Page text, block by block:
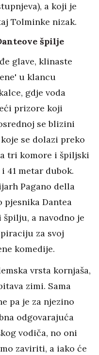
a koji je
Tolminke nizak.
špilje
glave, klinaste
u klancu
gdje voda
prizore koji
se blizini
se dolazi preko
tri komore i špiljski
41 metar dubok.
Pagano della
Dantea
a navodno je
za svoj
komedije.
vrsta kornjaša,
zimi. Sama
pa je za njezino
odgovarajuća
vodiča, no oni
zaviriti, a iako će